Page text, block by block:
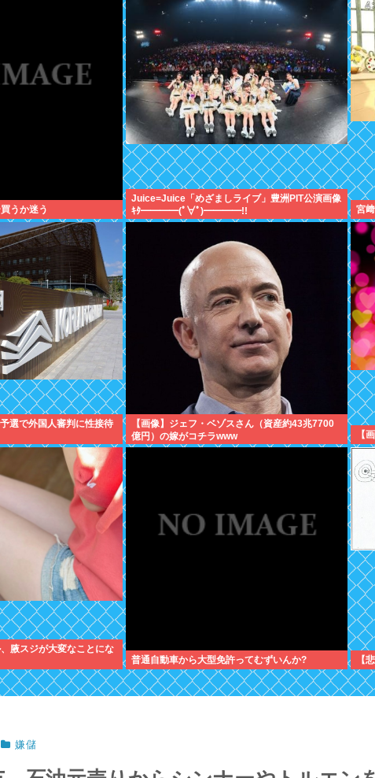
うか迷う
Juice=Juice「めざましライブ」豊洲PIT公演画像
ｷﾀ━━━━(ﾟ∀ﾟ)━━━━!!
宮
選で外国人審判に性接待
【画像】ジェフ・ベゾスさん（資産約43兆7700
億円）の嫁がコチラwww
【
、腋スジが大変なことにな
普通自動車から大型免許ってむずいんか? 【
嫌儲